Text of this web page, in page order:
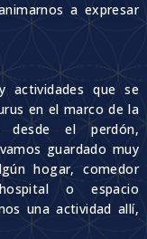
a expresar
actividades que se
en el marco de la
desde el perdón,
guardado muy
hogar, comedor
o espacio
una actividad allí,